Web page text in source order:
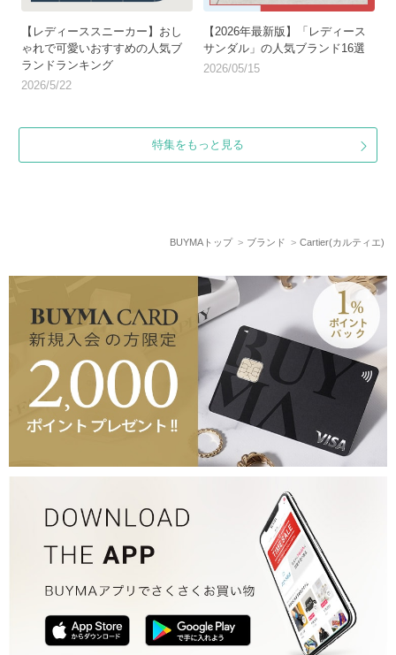
【レディーススニーカー】おし
ゃれで可愛いおすすめの人気ブ
ランドランキング
2026/5/22
【2026年最新版】「レディース
サンダル」の人気ブランド16選
2026/05/15
特集をもっと見る
BUYMAトップ ブランド Cartier(カルティエ)